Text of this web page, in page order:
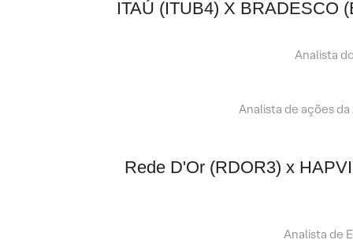
ITAÚ (ITUB4) X BRADESCO
Analista
Analista de ações
Rede D'Or (RDOR3) x
Analista de